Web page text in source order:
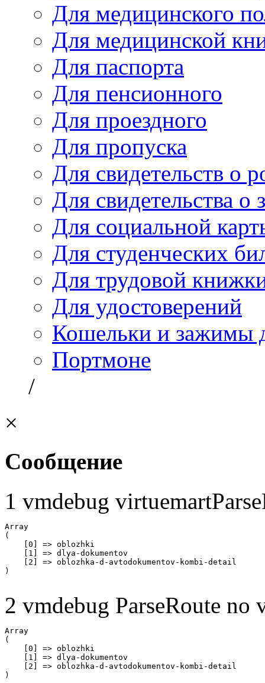
Для медицинского
Для медицинской
Для паспорта
Для пенсионного
Для проездного
Для пропуска
Для свидетельств о
Для свидетельства о
Для социальной
Для студенческих
Для трудовой
Для удостоверений
Кошельки и зажимы
Портмоне
/
×
Сообщение
1 vmdebug
Array
(
    [0] => oblozhki
    [1] => dlya-dokumentov
    [2] => oblozhka-d-avtodokumentov-kombi-detail
2 vmdebug ParseRoute no
Array
(
    [0] => oblozhki
    [1] => dlya-dokumentov
    [2] => oblozhka-d-avtodokumentov-kombi-detail